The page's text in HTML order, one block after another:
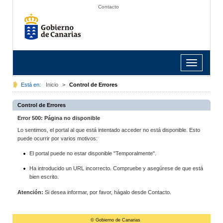
Contacto
Toggle
navigation
Está en: Inicio > Control de Errores
Control de Errores
Error 500: Página no disponible
Lo sentimos, el portal al que está intentado acceder no está disponible. Esto
puede ocurrir por varios motivos:
El portal puede no estar disponible "Temporalmente".
Ha introducido un URL incorrecto. Compruebe y asegúrese de que está
bien escrito.
Atención: Si desea informar, por favor, hágalo desde Contacto.
© Gobierno de Canarias